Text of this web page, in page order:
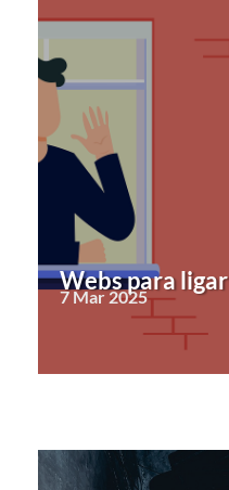
Webs para ligar
7 Mar 2025